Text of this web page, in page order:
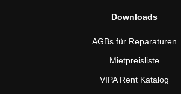
Downloads
AGBs für Reparaturen
Mietpreisliste
VIPA Rent Katalog